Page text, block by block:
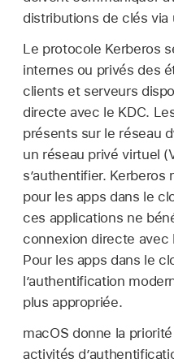
distributions de clés
Le protocole Kerberos
internes ou privés des
clients et serveurs
directe avec le KDC.
présents sur le réseau
un réseau privé virtuel
s’authentifier. Kerberos
pour les apps dans le
ces applications ne
connexion directe avec
Pour les apps dans le
l’authentification
plus appropriée.
macOS donne la
activités